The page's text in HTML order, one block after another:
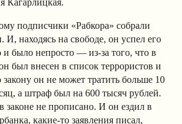
Кагарлицкая.
подписчики «Рабкора» собрали
И, находясь на свободе, он успел его
и было непросто — из-за того, что в
был внесен в список террористов и
он не может тратить больше 10
а штраф был на 600 тысяч рублей.
законе не прописано. И он ездил в
какие-то заявления писал,